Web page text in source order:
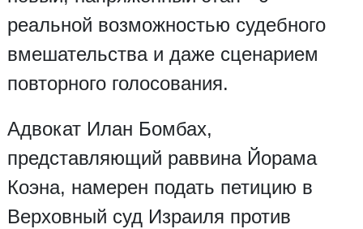
реальной возможностью судебного
вмешательства и даже сценарием
повторного голосования.
Адвокат Илан Бомбах,
представляющий раввина Йорама
Коэна, намерен подать петицию в
Верховный суд Израиля против